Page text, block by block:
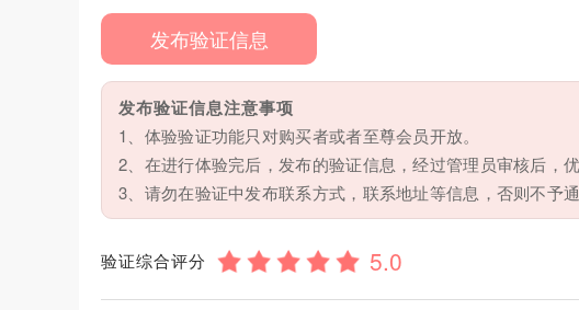
发布验证信息
发布验证信息注意事项
1、体验验证功能只对购买者或者至尊会员开放。
2、在进行体验完后，发布的验证信息，经过管理员审核后，
3、请勿在验证中发布联系方式，联系地址等信息，否则不予通
验证综合评分